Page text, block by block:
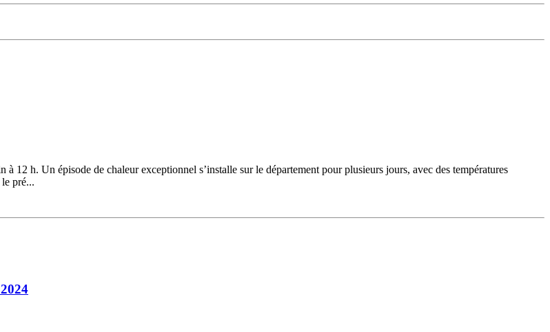
12 h. Un épisode de chaleur exceptionnel s’installe sur le département pour plusieurs jours, avec des températures
pré...